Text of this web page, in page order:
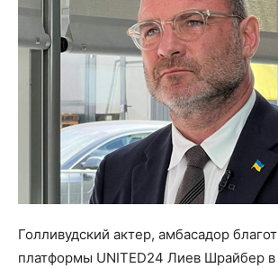
Голливудский актер, амбасадор
платформы UNITED24 Лиев Шрайбер в